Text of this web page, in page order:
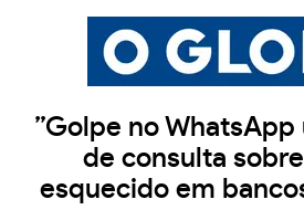
”Golpe no WhatsApp
de consulta
esquecido em